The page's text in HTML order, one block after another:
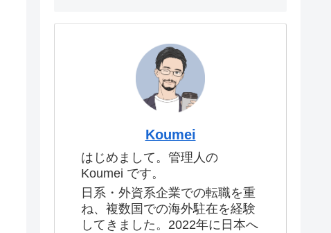
Koumei
はじめまして。管理人の
Koumei です。
日系・外資系企業での転職を重
ね、複数国での海外駐在を経験
してきました。2022年に日本へ